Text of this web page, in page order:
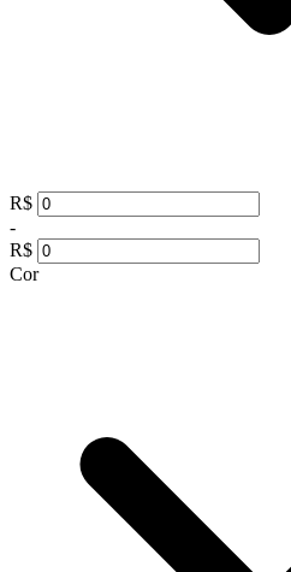
R$
-
R$
Cor